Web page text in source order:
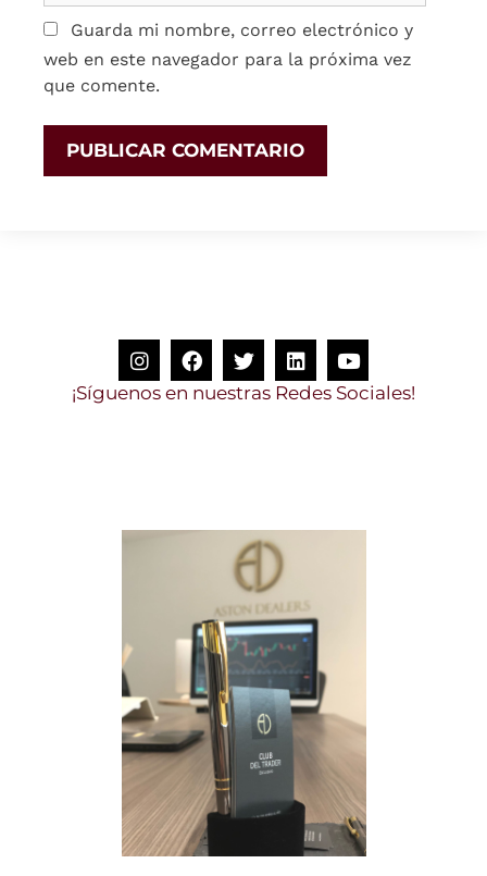
Guarda mi nombre, correo electrónico y
web en este navegador para la próxima vez
que comente.
S íguenos en nuestras Redes Sociale